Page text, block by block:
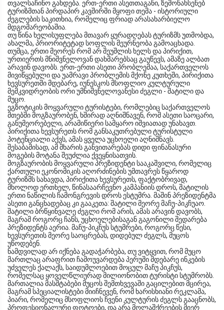
თვალსაჩინო გახდება. ერთ-ერთი ასეთთაგანი, ზემონახსენებ
ტურიზმთან პირდაპირ კავშირში მყოფი თემა - ისტორიული
ძეგლების საკითხია, რომელიც ფრიად არასახარბიელო
მდგომარეობაშია.
თუ წინა ხელისუფლება მთავარ ყურადღებას ტურიზმს უთმობდა,
ახალმა, პრიორიტეტად სოფლის მეურნეობა გამოაცხადა.
თუმცა, ერთი მეორეს რომ არ შეუშლის ხელს და პირიქით,
ურთიერთს მნიშვნელოვან დახმარებსაც გაუწევს, ამაზე ალბათ
არავინ დავობს. ერთ-ერთი ასეთი პრობლემაა, საქართველოს
მივიწყებული და უამრავი პრობლემის მქონე კუთხეში, პირიქითა
ხევსურეთში მდებარე, იუნესკოს მსოფლიო კულტურული
მემკვიდრეობის ორი უმნიშვნელოვანესი ძეგლი - შატილი და
მუცო.
ეგზოტიკის მოყვარული ტურისტები, რომლებიც საქართველოს
მთებში მოგზაურობენ, ხშირად აღნიშნავენ, რომ ასეთი საოცარი,
განუმეორებელი, არამიწიერი სამყარო იშვიათად უნახავთ.
პირიქითა ხევსურეთს რომ განსაკუთრებული ტურისტული
პოტენციალი აქვს, ამას ყველა უცხოელი აღნიშნავს.
შესაბამისად, ამ მხარის განვითარებას დიდი ფინანასური
მოგების მოტანა შეუძლია ქვეყნისათვის.
მოგზაურობის მოყვარული პრეზიდენტი სააკაშვილი, რომელიც
ქართული ეკონომიკის აღორძინების უმთავრეს წყაროდ
ტურიზმს სახავდა, პირიქითა ხევსურეთს, ფაქტობრივად,
მხოლოდ ერთხელ, წინასაარჩევნო კამპანიის დროს, შატილის
ერთი ნაწილის ჩამონგრევის დროს ესტუმრა. მაშინ პრეზიდენტმა
ასეთი განცხადებაც კი გააკეთა: შატილი მეორე მაჩუ-პიკჩუაო.
შატილი ბრწყინვალე ძეგლი რომ არის, ამას არავინ დავობს,
მაგრამ როგორც ჩანს, უცხოელებისაგან გაგონილი შედარება
პრეზიდენტს აერია. მაჩუ-პიკჩუს სტუმრები, როგორც წესი,
ხევსურეთის მეორე საოცრებას, დიდებულ ძეგლს, მუცოს
უწოდებენ.
ნამდვილად არ იქნება გადაჭარბება, თუ ვიტყვით, რომ მუცო
მართლაც არაფრით ჩამოუვარდება პერუში მდებარე ინკების
უძველეს ქალაქს, საიდუმლოებით მოცულ მაჩუ პიკჩუს,
რომელსაც ყოველწლიურად მილიონობით ტურისტი სტუმრობს.
მართალია მასშტაბები მუცოს შემთხვევაში გაცილებით მცირეა,
მაგრამ სპეციალისტები მიიჩნევენ, რომ ხარისხიანი რეკლამა,
პიარი, რომელიც მსოფლიოს ჩვენი კულტურის ძეგლს გააცნობს,
პროფესიონალური ფოტოები, და არა მოლაშქრეების მიერ